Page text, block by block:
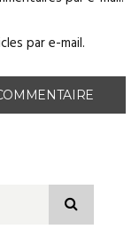
par e-mail.